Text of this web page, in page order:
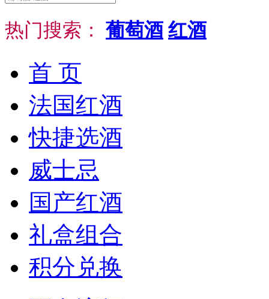
热门搜索： 葡萄酒 红酒
首 页
法国红酒
快捷选酒
威士忌
国产红酒
礼盒组合
积分兑换